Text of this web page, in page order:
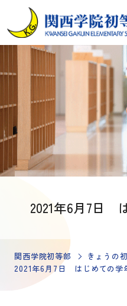
2021年6月7日
関西学院初等部
きょうの
2021年6月7日 はじめての学